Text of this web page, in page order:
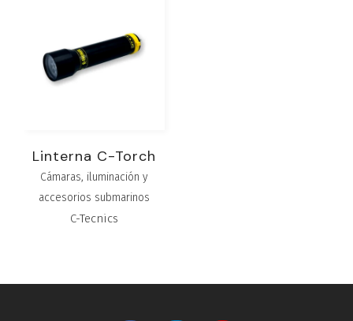
Linterna C-Torch
Cámaras, iluminación y
accesorios submarinos
C-Tecnics